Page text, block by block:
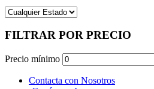
FILTRAR POR PRECIO
Precio mínimo
Contacta con Nosotros